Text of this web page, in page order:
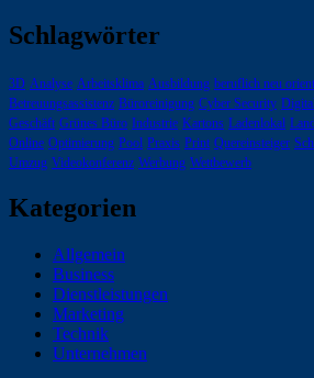
Schlagwörter
3D Analyse Arbeitsklima Ausbildung beruflich neu
Betreuungsassistenz Büroreinigung Cyber Security
Geschäft Grünes Büro Industrie Kartons Ladenlokal
Online Optimierung Pool Praxis Print Quereinsteiger
Umzug Videokonferenz Werbung Wettbewerb
Kategorien
Allgemein
Business
Dienstleistungen
Marketing
Technik
Unternehmen